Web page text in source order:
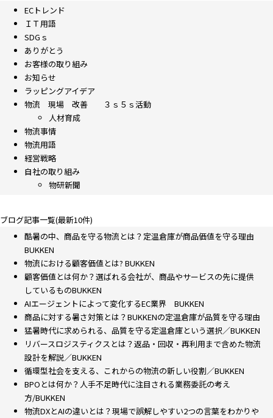
ECトレンド
ＩＴ用語
SDGｓ
ありがとう
お客様の取り組み
お知らせ
ラッピングアイデア
物流 現場 改善 ３ｓ５ｓ活動
人材育成
物流事情
物流用語
経営戦略
自社の取り組み
物研新聞
ブログ記事一覧(最新10件)
酷暑の中、商品を守る物流とは？定温倉庫が商品価値を守る理由
BUKKEN
物流における顧客価値とは? BUKKEN
顧客価値とは何か？選ばれる会社が、商品やサービスの先に提供
しているものBUKKEN
AIエージェントによって変化するEC業界 BUKKEN
商品に対する暑さ対策とは？BUKKENの定温倉庫が品質を守る理由
猛暑時代に求められる、品質を守る定温倉庫という選択／BUKKEN
リバースロジスティクスとは？返品・回収・再利用まで含めた物流
設計を解説／BUKKEN
循環型社会を支える、これからの物流の新しい役割／BUKKEN
BPOとは何か？人手不足時代に注目される業務委託の考え
方/BUKKEN
物流DXとAIの違いとは？現場で誤解しやすい2つの言葉をわかりや